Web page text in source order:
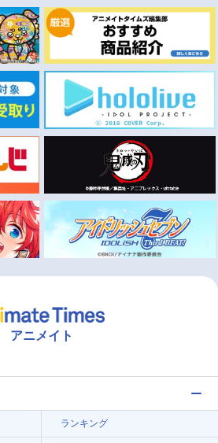
アニメイト
ランキング